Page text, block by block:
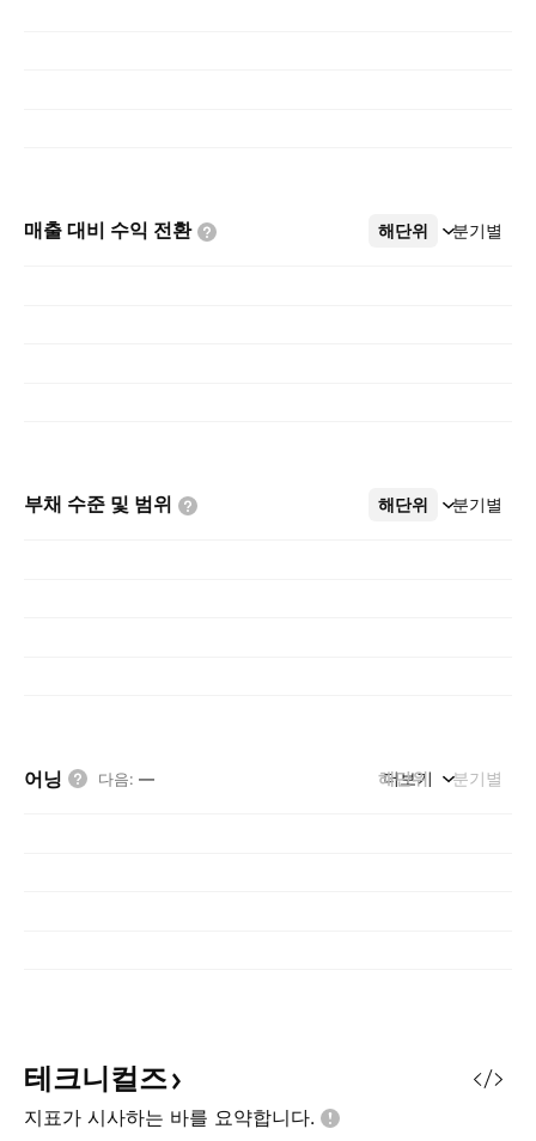
매출 대비 수익 전환 해단위 분기별
더보기
부채 수준 및 범위 해단위 분기별
더보기
어닝 다음: — 해단위 분기별
더보기
테크니컬즈
지표가 시사하는 바를 요약합니다.